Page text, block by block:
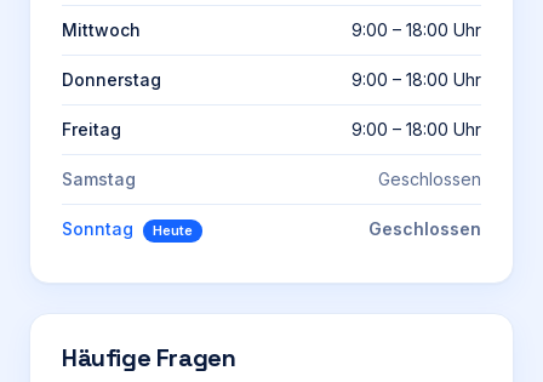
Mittwoch 9:00 – 18:00 Uhr
Donnerstag 9:00 – 18:00 Uhr
Freitag 9:00 – 18:00 Uhr
Samstag Geschlossen
Sonntag Heute Geschlossen
Häufige Fragen